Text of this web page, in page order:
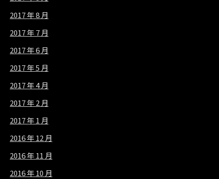
2017 年 8 月
2017 年 7 月
2017 年 6 月
2017 年 5 月
2017 年 4 月
2017 年 2 月
2017 年 1 月
2016 年 12 月
2016 年 11 月
2016 年 10 月